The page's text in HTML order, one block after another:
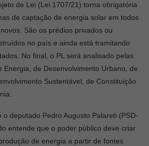
de Lei (Lei 1707/21) torna obrigatória
de captação de energia solar em todos
São os prédios privados ou
no país e ainda está tramitando
No final, o PL será analisado pelas
Energia, de Desenvolvimento Urbano, de
Sustentável, de Constituição
deputado Pedro Augusto Palareti (PSD-
entende que o poder público deve criar
de energia a partir de fontes